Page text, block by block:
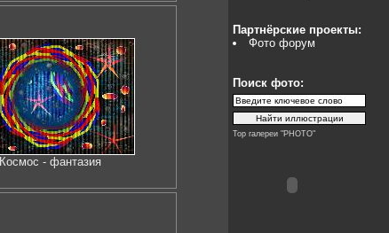
Космос - фантазия
Партнёрские проекты:
Фото форум
Поиск фото:
Top галереи "PHOTO"